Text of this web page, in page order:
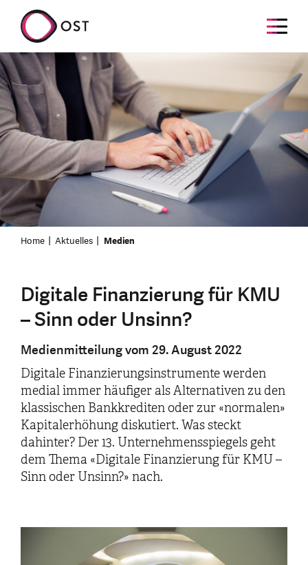
Home Aktuelles Medien
Digitale Finanzierung für KMU
– Sinn oder Unsinn?
Medienmitteilung vom 29. August 2022
Digitale Finanzierungsinstrumente werden
medial immer häufiger als Alternativen zu den
klassischen Bankkrediten oder zur «normalen»
Kapitalerhöhung diskutiert. Was steckt
dahinter? Der 13. Unternehmensspiegels geht
dem Thema «Digitale Finanzierung für KMU –
Sinn oder Unsinn?» nach.